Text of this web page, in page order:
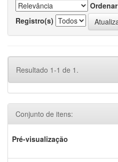
Ordenar
Registro(s)
Resultado 1-1 de 1.
Conjunto de itens:
Pré-visualização